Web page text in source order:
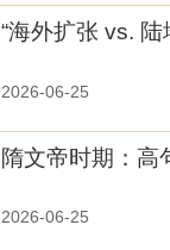
“海外扩张 vs.
2026-06-25
隋文帝时期：高
2026-06-25